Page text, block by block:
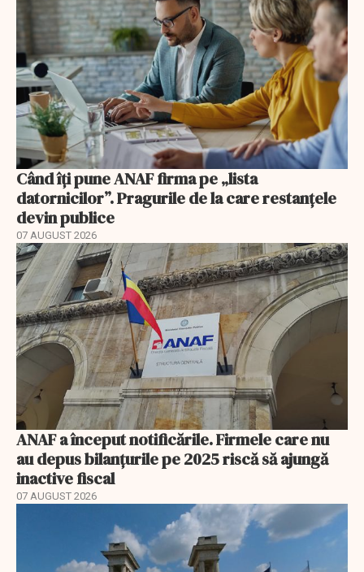
Când îți pune ANAF firma pe „lista
datornicilor”. Pragurile de la care restanțele
devin publice
07 AUGUST 2026
ANAF a început notificările. Firmele care nu
au depus bilanțurile pe 2025 riscă să ajungă
inactive fiscal
07 AUGUST 2026